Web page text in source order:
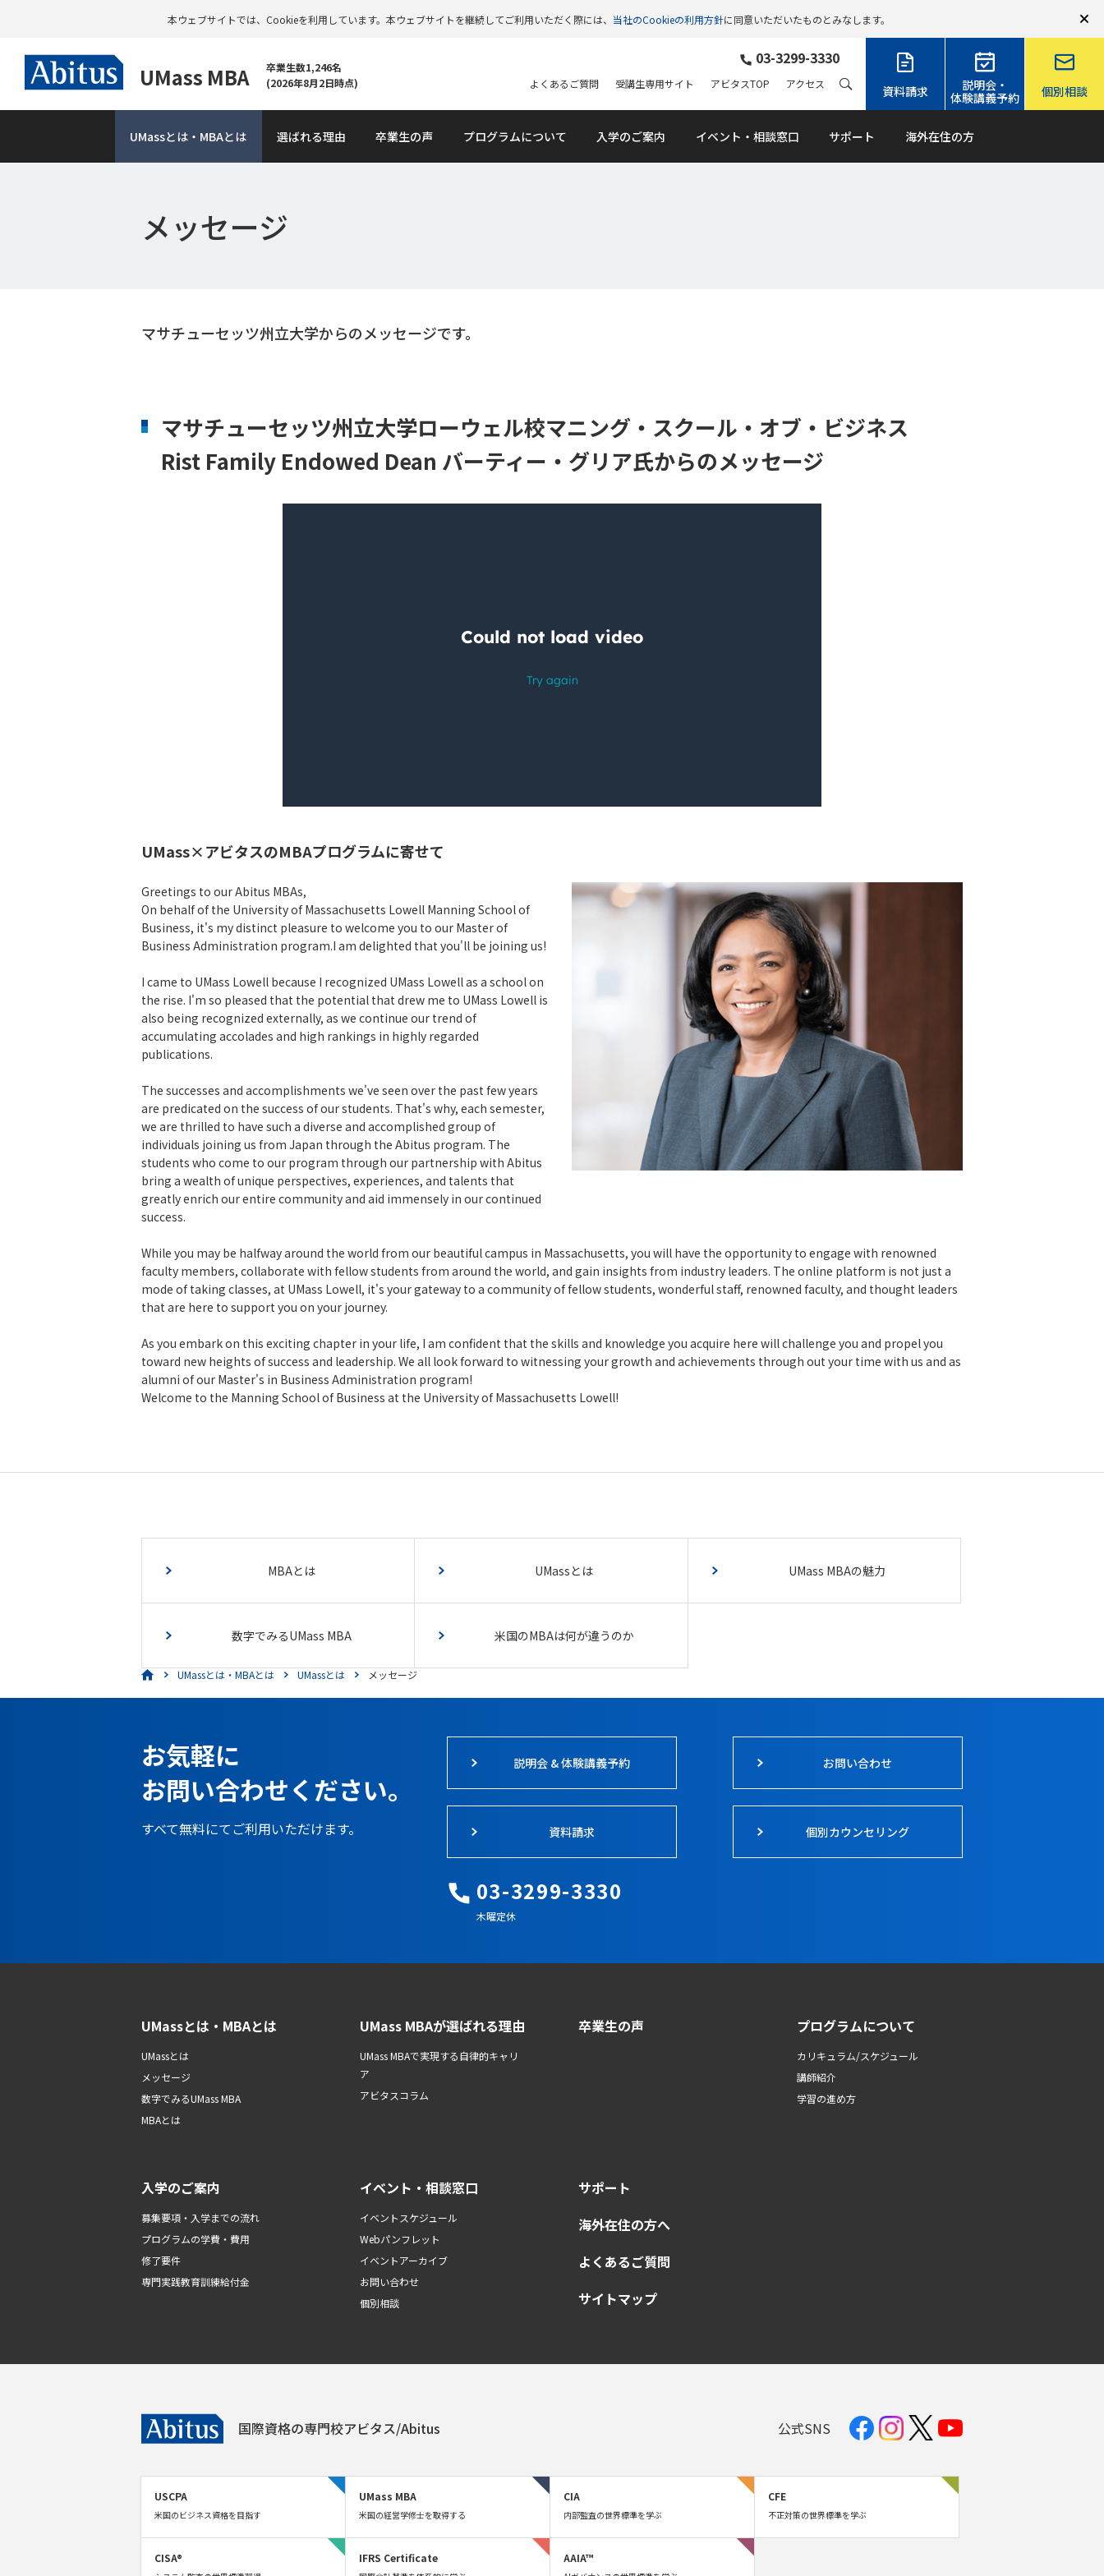
本ウェブサイトでは、Cookieを利用しています。本ウェブサイトを継続してご利用いただく際には、 当社のCookieの利用方針に同意いただいたものとみなします。
UMass MBA
卒業生数1,246名
(2026年8月2日時点)
資料請求
説明会・
体験講義予約
個別相談
03-3299-3330
UMassとは・MBAとは 選ばれる理由 卒業生の声 プログラムについて 入学のご案内 イベント・相談窓口 サポート 海外在住の方
よくあるご質問 受講生専用サイト アビタスTOP アクセス
メッセージ
マサチューセッツ州立大学からのメッセージです。
マサチューセッツ州立大学ローウェル校マニング・スクール・オブ・ビジネス
Rist Family Endowed Dean バーティー・グリア氏からのメッセージ
UMass×アビタスのMBAプログラムに寄せて
Greetings to our Abitus MBAs,
On behalf of the University of Massachusetts Lowell Manning School of
Business, it's my distinct pleasure to welcome you to our Master of
Business Administration program.I am delighted that you'll be joining us!
I came to UMass Lowell because I recognized UMass Lowell as a school on
the rise. I'm so pleased that the potential that drew me to UMass Lowell is
also being recognized externally, as we continue our trend of
accumulating accolades and high rankings in highly regarded
publications.
The successes and accomplishments we've seen over the past few years
are predicated on the success of our students. That's why, each semester,
we are thrilled to have such a diverse and accomplished group of
individuals joining us from Japan through the Abitus program. The
students who come to our program through our partnership with Abitus
bring a wealth of unique perspectives, experiences, and talents that
greatly enrich our entire community and aid immensely in our continued
success.
While you may be halfway around the world from our beautiful campus in Massachusetts, you will have the opportunity to engage with renowned
faculty members, collaborate with fellow students from around the world, and gain insights from industry leaders. The online platform is not just a
mode of taking classes, at UMass Lowell, it's your gateway to a community of fellow students, wonderful staff, renowned faculty, and thought leaders
that are here to support you on your journey.
As you embark on this exciting chapter in your life, I am confident that the skills and knowledge you acquire here will challenge you and propel you
toward new heights of success and leadership. We all look forward to witnessing your growth and achievements through out your time with us and as
alumni of our Master's in Business Administration program!
Welcome to the Manning School of Business at the University of Massachusetts Lowell!
MBAとは UMassとは UMass MBAの魅力
数字でみるUMass MBA 米国のMBAは何が違うのか
UMassとは・MBAとは UMassとは メッセージ
お気軽に
お問い合わせください。
すべて無料にてご利用いただけます。
説明会 & 体験講義予約 お問い合わせ
資料請求 個別カウンセリング
03-3299-3330
木曜定休
UMassとは・MBAとは
UMassとは
メッセージ
数字でみるUMass MBA
MBAとは
UMass MBAが選ばれる理由
UMass MBAで実現する自律的キャリ
ア
アビタスコラム
卒業生の声 プログラムについて
カリキュラム/スケジュール
講師紹介
学習の進め方
入学のご案内
募集要項・入学までの流れ
プログラムの学費・費用
修了要件
専門実践教育訓練給付金
イベント・相談窓口
イベントスケジュール
Webパンフレット
イベントアーカイブ
お問い合わせ
個別相談
サポート
海外在住の方へ
よくあるご質問
サイトマップ
国際資格の専門校アビタス/Abitus 公式SNS
USCPA
米国のビジネス資格を目指す
UMass MBA
米国の経営学修士を取得する
CIA
内部監査の世界標準を学ぶ
CFE
不正対策の世界標準を学ぶ
CISA® IFRS Certificate AAIA™